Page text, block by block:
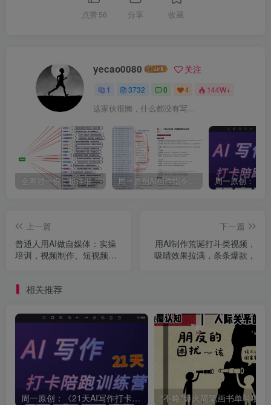
点赞 56 分享 收藏
yecao0080 关注
1 3732 0 4 144W+
这家伙很懒，什么都没有写...
全网独一份：超详细的40+个自媒体赛道领域解析手册，让你的内容创作不再局限！ 周一原创AI创作指令词：30+个领域赛道的创作提示词集合
上一篇
普通人用AI做自媒体：实操
培训，视频制作、短视频引
下一篇
用AI制作荒诞打斗类视频，
吸睛效果拉满，条条爆款，
相关推荐
周一原创：《21天AI写作打卡陪跑训练营》全部内容讲解！（网站会员免费学习…）